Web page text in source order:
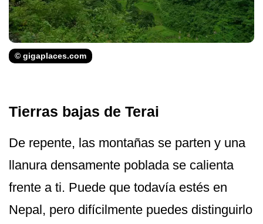
© gigaplaces.com
Tierras bajas de Terai
De repente, las montañas se parten y una
llanura densamente poblada se calienta
frente a ti. Puede que todavía estés en
Nepal, pero difícilmente puedes distinguirlo